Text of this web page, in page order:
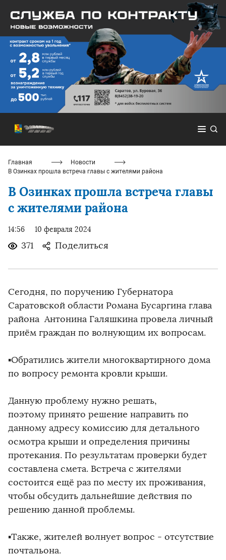
Главная
Новости
В Озинках прошла встреча главы с жителями района
В Озинках прошла встреча главы
с жителями района
14:56 10 февраля 2024
371 Поделиться
Сегодня, по поручению Губернатора
Саратовской области Романа Бусаргина глава
района Антонина Галяшкина провела личный
приём граждан по волнующим их вопросам.
▪️Обратились жители многоквартирного дома
по вопросу ремонта кровли крыши.
Данную проблему нужно решать,
поэтому принято решение направить по
данному адресу комиссию для детального
осмотра крыши и определения причины
протекания. По результатам проверки будет
составлена смета. Встреча с жителями
состоится ещё раз по месту их проживания,
чтобы обсудить дальнейшие действия по
решению данной проблемы.
▪️Также, жителей волнует вопрос - отсутствие
почтальона.